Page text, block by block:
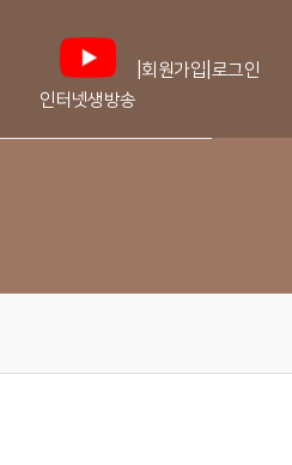
인터넷생방송
회원가입 로그인